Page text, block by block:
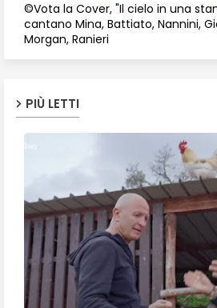
©Vota la Cover, "Il cielo in una
cantano Mina, Battiato, Nannini,
Morgan, Ranieri
PIÙ LETTI